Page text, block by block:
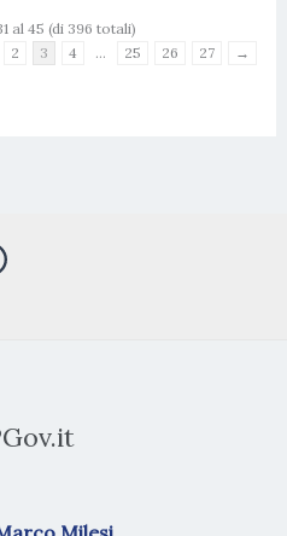
al 45 (di 396 totali)
2 3 4 … 25 26 27 →